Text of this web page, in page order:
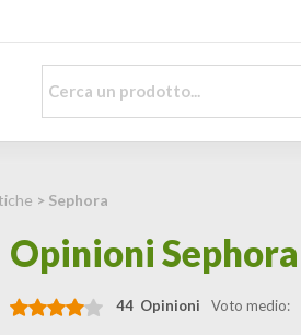
> Sephora
Opinioni Sephora
44 Opinioni Voto medio: